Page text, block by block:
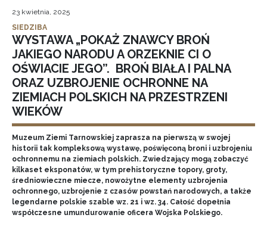
23 kwietnia, 2025
SIEDZIBA
WYSTAWA „POKAŻ ZNAWCY BROŃ
JAKIEGO NARODU A ORZEKNIE CI O
OŚWIACIE JEGO”. BROŃ BIAŁA I PALNA
ORAZ UZBROJENIE OCHRONNE NA
ZIEMIACH POLSKICH NA PRZESTRZENI
WIEKÓW
Muzeum Ziemi Tarnowskiej zaprasza na pierwszą w swojej
historii tak kompleksową wystawę, poświęconą broni i uzbrojeniu
ochronnemu na ziemiach polskich. Zwiedzający mogą zobaczyć
kilkaset eksponatów, w tym prehistoryczne topory, groty,
średniowieczne miecze, nowożytne elementy uzbrojenia
ochronnego, uzbrojenie z czasów powstań narodowych, a także
legendarne polskie szable wz. 21 i wz. 34. Całość dopełnia
współczesne umundurowanie oficera Wojska Polskiego.